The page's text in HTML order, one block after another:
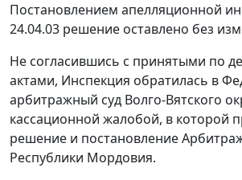
Постановлением апелляционной
24.04.03 решение оставлено без
Не согласившись с принятыми по
актами, Инспекция обратилась в
арбитражный суд Волго-Вятского
кассационной жалобой, в которой
решение и постановление
Республики Мордовия.